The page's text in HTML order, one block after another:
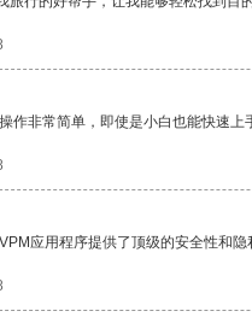
作非常简单，即使是小白也能快速上
应用程序提供了顶级的安全性和隐